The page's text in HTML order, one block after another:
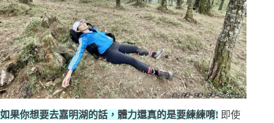
如果你想要去嘉明湖的話，體力還真的是要練練唷! 即使